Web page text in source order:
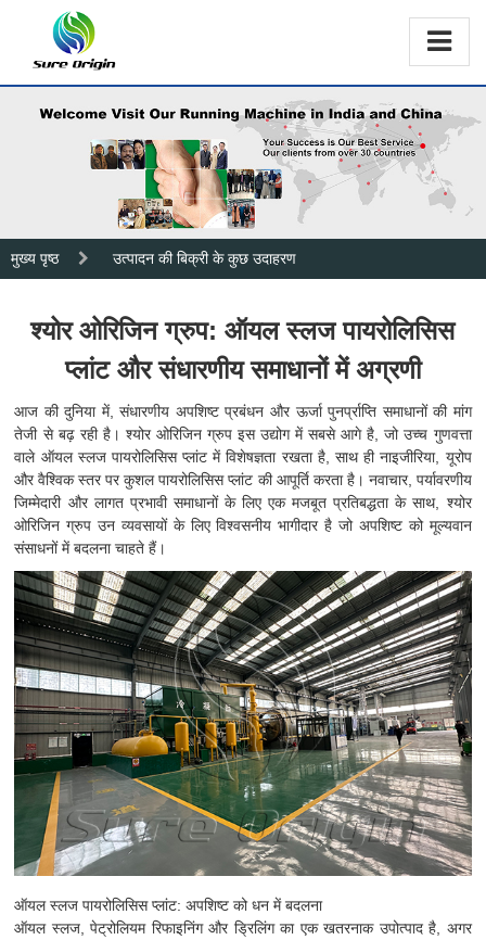
मुख्य पृष्ठ उत्पादन की बिक्री के कुछ उदाहरण
श्योर ओरिजिन ग्रुप: ऑयल स्लज पायरोलिसिस
प्लांट और संधारणीय समाधानों में अग्रणी
आज की दुनिया में, संधारणीय अपशिष्ट प्रबंधन और ऊर्जा पुनर्प्राप्ति समाधानों की मांग
तेजी से बढ़ रही है। श्योर ओरिजिन ग्रुप इस उद्योग में सबसे आगे है, जो उच्च गुणवत्ता
वाले ऑयल स्लज पायरोलिसिस प्लांट में विशेषज्ञता रखता है, साथ ही नाइजीरिया, यूरोप
और वैश्विक स्तर पर कुशल पायरोलिसिस प्लांट की आपूर्ति करता है। नवाचार, पर्यावरणीय
जिम्मेदारी और लागत प्रभावी समाधानों के लिए एक मजबूत प्रतिबद्धता के साथ, श्योर
ओरिजिन ग्रुप उन व्यवसायों के लिए विश्वसनीय भागीदार है जो अपशिष्ट को मूल्यवान
संसाधनों में बदलना चाहते हैं।
ऑयल स्लज पायरोलिसिस प्लांट: अपशिष्ट को धन में बदलना
ऑयल स्लज, पेट्रोलियम रिफाइनिंग और ड्रिलिंग का एक खतरनाक उपोत्पाद है, अगर